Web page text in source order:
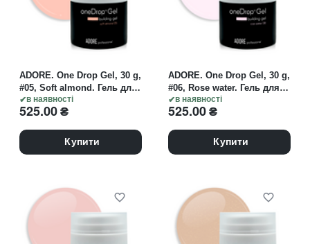
в наявності
ADORE. One Drop Gel, 30 g,
#05, Soft almond. Гель для
нарощування, молочно-
персиковий
525.00₴
Купити
в наявності
ADORE. One Drop Gel, 30 g,
#06, Rose water. Гель для
нарощування, молочний з
рожевим підтоном
525.00₴
Купити